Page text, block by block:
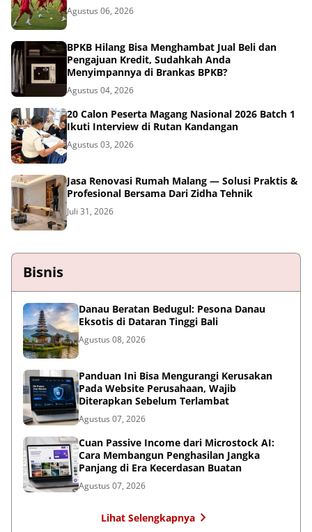
Agustus 06, 2026
BPKB Hilang Bisa Menghambat Jual Beli dan
Pengajuan Kredit, Sudahkah Anda
Menyimpannya di Brankas BPKB?
Agustus 04, 2026
20 Calon Peserta Magang Nasional 2026 Batch 1
Ikuti Interview di Rutan Kandangan
Agustus 03, 2026
Jasa Renovasi Rumah Malang — Solusi Praktis &
Profesional Bersama Dari Zidha Tehnik
Juli 31, 2026
Bisnis
Danau Beratan Bedugul: Pesona Danau
Eksotis di Dataran Tinggi Bali
Agustus 08, 2026
Panduan Ini Bisa Mengurangi Kerusakan
Pada Website Perusahaan, Wajib
Diterapkan Sebelum Terlambat
Agustus 07, 2026
Cuan Passive Income dari Microstock AI:
Cara Membangun Penghasilan Jangka
Panjang di Era Kecerdasan Buatan
Agustus 07, 2026
Lihat Selengkapnya